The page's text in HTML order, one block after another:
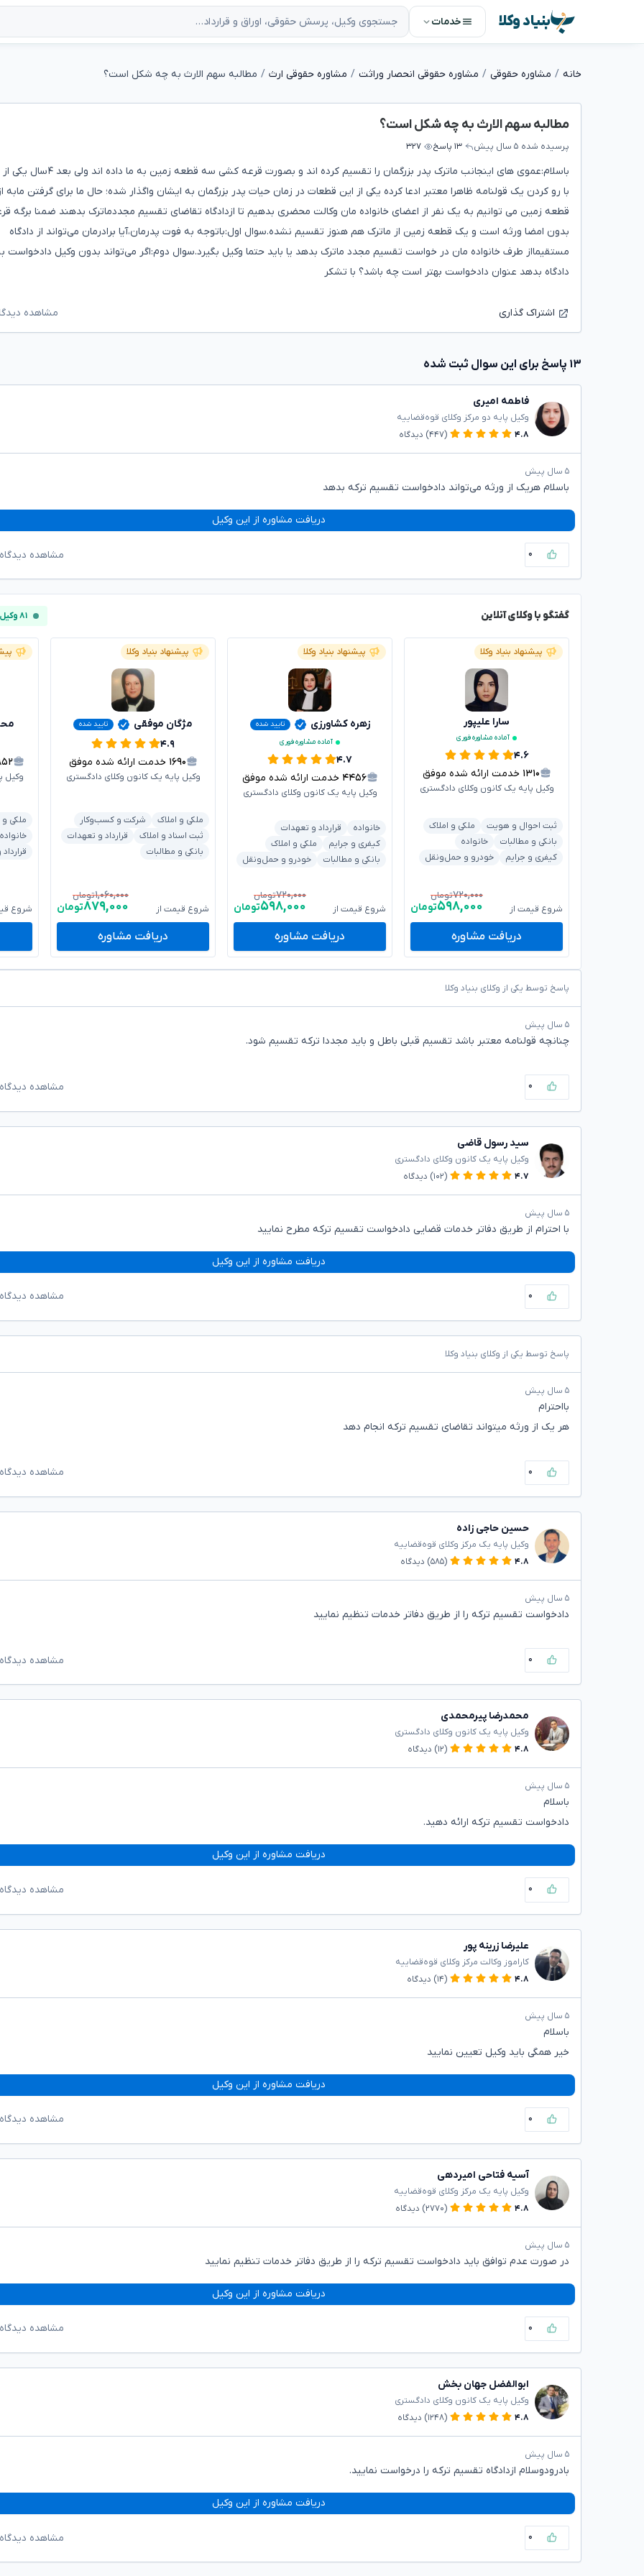
بنیاد وکلا خدمات
خانه مشاوره حقوقی مشاوره حقوقی انحصار وراثت مشاوره حقوقی ارث مطالبه سهم الارث به چه شکل است؟
مطالبه سهم الارث به چه شکل است؟
پرسیده شده ۵ سال پیش ۱۳ پاسخ ۳۲۷
باسلام:عموی های اینجانب ماترک پدر بزرگمان را تقسیم کرده اند و بصورت قرعه کشی
با رو کردن یک قولنامه ظاهرا معتبر ادعا کرده یکی از این قطعات در زمان حیات پدر بزرگمان به ایشان واگذار شده؛ حال ما برای گرفتن مابه
قطعه زمین می توانیم به یک نفر از اعضای خانواده مان وکالت محضری بدهیم تا ازدادگاه تقاضای تقسیم مجددماترک بدهند ضمنا برگه
بدون امضا ورثه است و یک قطعه زمین از ماترک هم هنوز تقسیم نشده.سوال اول:باتوجه به فوت پدرمان،آیا برادرمان می‌تواند از دادگاه
مستقیمااز طرف خانواده مان در خواست تقسیم مجدد ماترک بدهد یا باید حتما وکیل بگیرد.سوال دوم:اگر می‌تواند بدون وکیل دادخواست
دادگاه بدهد عنوان دادخواست بهتر است چه باشد؟ با تشکر
اشتراک گذاری مشاهده
۱۳ پاسخ برای این سوال ثبت شده
فاطمه امیری
وکیل پایه دو مرکز وکلای قوه‌قضاییه
۴.۸
(۴۴۷) دیدگاه
۵ سال پیش
باسلام هریک از ورثه می‌تواند دادخواست تقسیم ترکه بدهد
دریافت مشاوره از این وکیل
۰ مشاهده
گفتگو با وکلای آنلاین ۸۱ وکیل آنلاین
پیشنهاد بنیاد وکلا
سارا علیپور
آماده مشاوره فوری
۴.۶
۱۳۱۰ خدمت ارائه شده موفق
وکیل پایه یک کانون وکلای دادگستری
ثبت احوال و هویت
ملکی و املاک
بانکی و مطالبات
خانواده
کیفری و جرایم
خودرو و حمل‌ونقل
شروع قیمت از
۷۲۰,۰۰۰تومان
۵۹۸,۰۰۰تومان
دریافت مشاوره
پیشنهاد بنیاد وکلا
زهره کشاورزی
تایید شده
آماده مشاوره فوری
۴.۷
۴۴۵۶ خدمت ارائه شده موفق
وکیل پایه یک کانون وکلای دادگستری
خانواده
قرارداد و تعهدات
کیفری و جرایم
ملکی و املاک
بانکی و مطالبات
خودرو و حمل‌ونقل
شروع قیمت از
۷۲۰,۰۰۰تومان
۵۹۸,۰۰۰تومان
دریافت مشاوره
پیشنهاد بنیاد وکلا
مژگان موفقی تایید شده
۴.۹
۱۶۹۰ خدمت ارائه شده موفق
وکیل پایه یک کانون وکلای دادگستری
ملکی و املاک
شرکت و کسب‌وکار
ثبت اسناد و املاک
قرارداد و تعهدات
بانکی و مطالبات
شروع قیمت از
۱,۰۶۰,۰۰۰تومان
۸۷۹,۰۰۰تومان
دریافت مشاوره
وکیل
ملکی و
خانواده
شروع
پاسخ توسط یکی از وکلای بنیاد وکلا
۵ سال پیش
چنانچه قولنامه معتبر باشد تقسیم قبلی باطل و باید مجددا ترکه تقسیم شود.
۰ مشاهده
سید رسول قاضی
وکیل پایه یک کانون وکلای دادگستری
۴.۷
(۱۰۲) دیدگاه
۵ سال پیش
با احترام از طریق دفاتر خدمات قضایی دادخواست تقسیم ترکه مطرح نمایید
دریافت مشاوره از این وکیل
۰ مشاهده
پاسخ توسط یکی از وکلای بنیاد وکلا
۵ سال پیش
بااحترام
هر یک از ورثه میتواند تقاضای تقسیم ترکه انجام دهد
۰ مشاهده
حسین حاجی زاده
وکیل پایه یک مرکز وکلای قوه‌قضاییه
۴.۸
(۵۸۵) دیدگاه
۵ سال پیش
دادخواست تقسیم ترکه را از طریق دفاتر خدمات تنظیم نمایید
۰ مشاهده
محمدرضا پیرمحمدی
وکیل پایه یک کانون وکلای دادگستری
۴.۸
(۱۲) دیدگاه
۵ سال پیش
باسلام
دادخواست تقسیم ترکه ارائه دهید.
دریافت مشاوره از این وکیل
۰ مشاهده
علیرضا زرینه پور
کاراموز وکالت مرکز وکلای قوه‌قضاییه
۴.۸
(۱۴) دیدگاه
۵ سال پیش
باسلام
خیر همگی باید وکیل تعیین نمایید
دریافت مشاوره از این وکیل
۰ مشاهده
آسیه فتاحی امیردهی
وکیل پایه یک مرکز وکلای قوه‌قضاییه
۴.۸
(۲۷۷۰) دیدگاه
۵ سال پیش
در صورت عدم توافق باید دادخواست تقسیم ترکه را از طریق دفاتر خدمات تنظیم نمایید
دریافت مشاوره از این وکیل
۰ مشاهده
ابوالفضل جهان بخش
وکیل پایه یک کانون وکلای دادگستری
۴.۸
(۱۲۴۸) دیدگاه
۵ سال پیش
بادرودوسلام ازدادگاه تقسیم ترکه را درخواست نمایید.
دریافت مشاوره از این وکیل
۰ مشاهده